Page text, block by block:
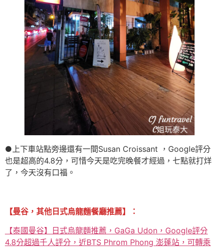
●上下車站點旁邊還有一間Susan Croissant ，Google評分
也是超高的4.8分，可惜今天是吃完晚餐才經過，七點就打烊
了，今天沒有口福。
【曼谷，其他日式烏龍麵餐廳推薦】：
【泰國曼谷】日式烏龍麵推薦，GaGa Udon，Google評分
4.8分超過千人評分，近BTS Phrom Phong 澎蓬站，可轉乘